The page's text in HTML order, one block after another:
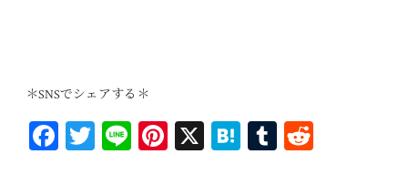
＊SNSでシェアする＊
Fa T Li Pi X H T